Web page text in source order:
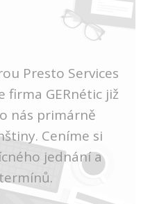
Presto Services
firma GERnétic již
nás primárně
Ceníme si
jednání a